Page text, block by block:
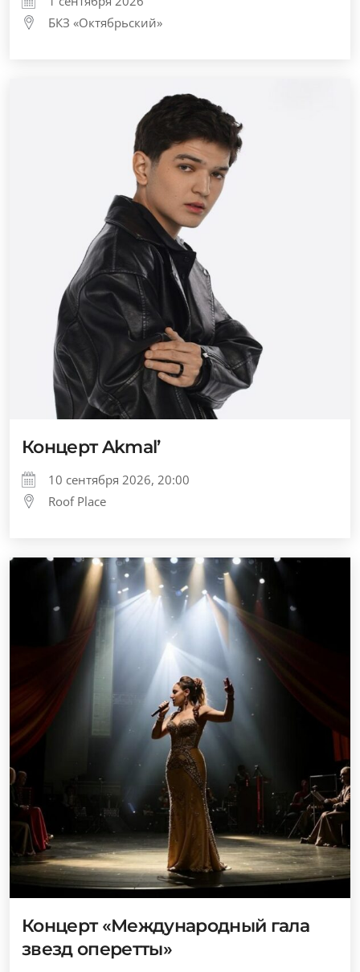
БКЗ «Октябрьский»
Концерт Akmal’
10 сентября 2026, 20:00
Roof Place
Концерт «Международный гала
звезд оперетты»